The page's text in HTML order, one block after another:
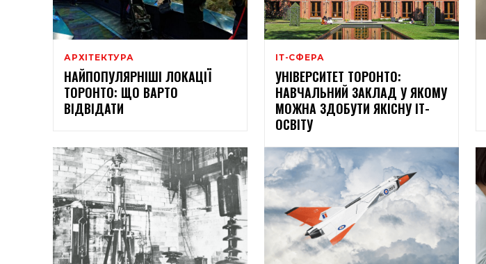
АРХІТЕКТУРА
НАЙПОПУЛЯРНІШІ ЛОКАЦІЇ
ТОРОНТО: ЩО ВАРТО
ВІДВІДАТИ
ІТ-СФЕРА
УНІВЕРСИТЕТ ТОРОНТО:
НАВЧАЛЬНИЙ ЗАКЛАД У ЯКОМУ
МОЖНА ЗДОБУТИ ЯКІСНУ ІТ-
ОСВІТУ